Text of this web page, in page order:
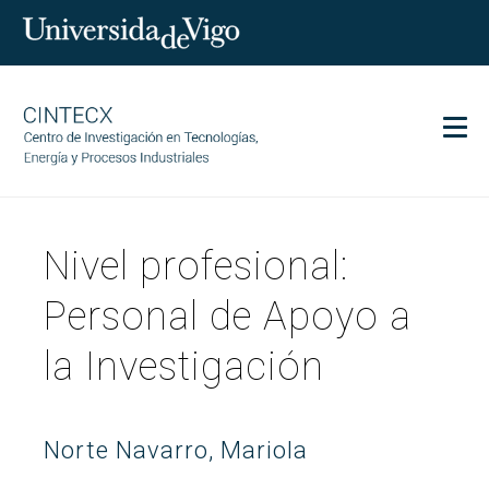
Investigación
Transferencia
Servicios
Ciencia y sociedad
Igualdad
Nivel profesional:
Personal de Apoyo a
la Investigación
Norte Navarro, Mariola